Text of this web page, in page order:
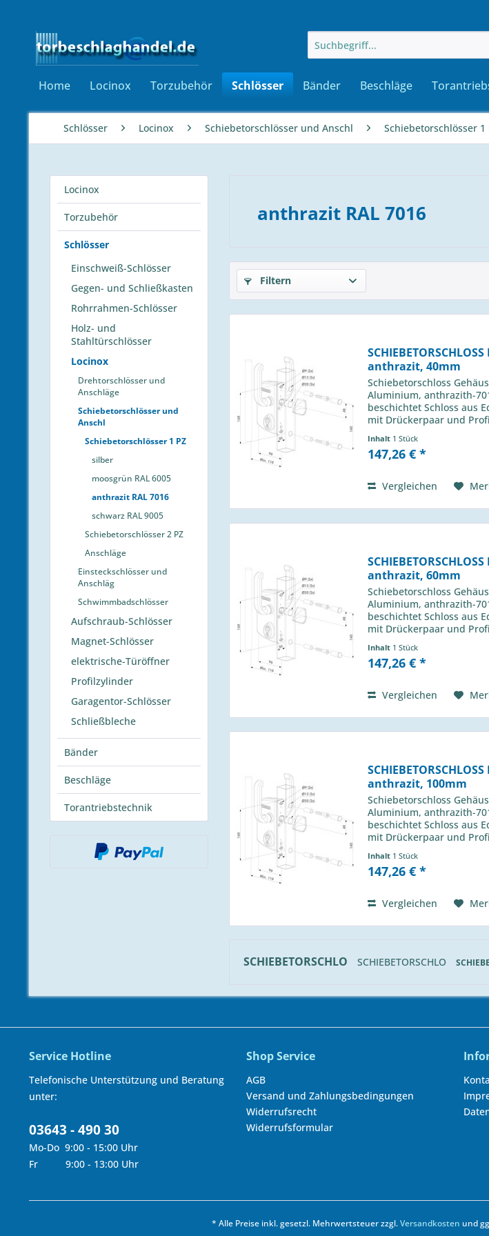
Home Locinox Torzubehör Schlösser Bänder Beschläge
Schlösser Locinox Schiebetorschlösser und Anschl Schiebetorschlösser 1
Locinox
Torzubehör
Schlösser
Einschweiß-Schlösser
Gegen- und Schließkasten
Rohrrahmen-Schlösser
Holz- und
Stahltürschlösser
Locinox
Drehtorschlösser und
Anschläge
Schiebetorschlösser und
Anschl
Schiebetorschlösser 1 PZ
silber
moosgrün RAL 6005
anthrazit RAL 7016
schwarz RAL 9005
Schiebetorschlösser 2 PZ
Anschläge
Einsteckschlösser und
Anschläg
Schwimmbadschlösser
Aufschraub-Schlösser
Magnet-Schlösser
elektrische-Türöffner
Profilzylinder
Garagentor-Schlösser
Schließbleche
Bänder
Beschläge
Torantriebstechnik
anthrazit RAL 7016
Filtern
anthrazit, 40mm
Schiebetorschloss
Aluminium, anthrazith-
beschichtet Schloss aus
mit Drückerpaar und
4040 U2L 7016 passender
H-013 490 01
Inhalt 1 Stück
147,26 € *
Vergleichen
anthrazit, 60mm
Schiebetorschloss
Aluminium, anthrazith-
beschichtet Schloss aus
mit Drückerpaar und
6060 U2L 7016 passender
H-013 490 01
Inhalt 1 Stück
147,26 € *
Vergleichen
anthrazit, 100mm
Schiebetorschloss
Aluminium, anthrazith-
beschichtet Schloss aus
mit Drückerpaar und
100100 U2L 7016
Anschlag H-013 490 01
Inhalt 1 Stück
147,26 € *
Vergleichen
SCHIEBETORSCHLO SCHIEBETORSCHLO
Service Hotline
Telefonische Unterstützung und Beratung
unter:
03643 - 490 30
Mo-Do 9:00 - 15:00 Uhr
Fr 9:00 - 13:00 Uhr
Shop Service
AGB
Versand und Zahlungsbedingungen
Widerrufsrecht
Widerrufsformular
* Alle Preise inkl. gesetzl. Mehrwertsteuer zzgl.Versandkosten und